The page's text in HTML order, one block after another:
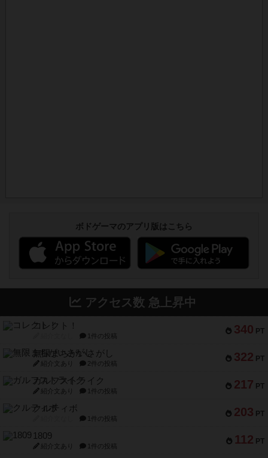
ボドゲーマのアプリ版はこちら
アクセス数 急上昇中
340 PT
コレクト！
1件の投稿
322 PT
無限まちがいさがし
紹介文あり 2件の投稿
217 PT
ガルフストライク
紹介文あり 1件の投稿
203 PT
クルティボ
1件の投稿
112 PT
1809
紹介文あり 1件の投稿